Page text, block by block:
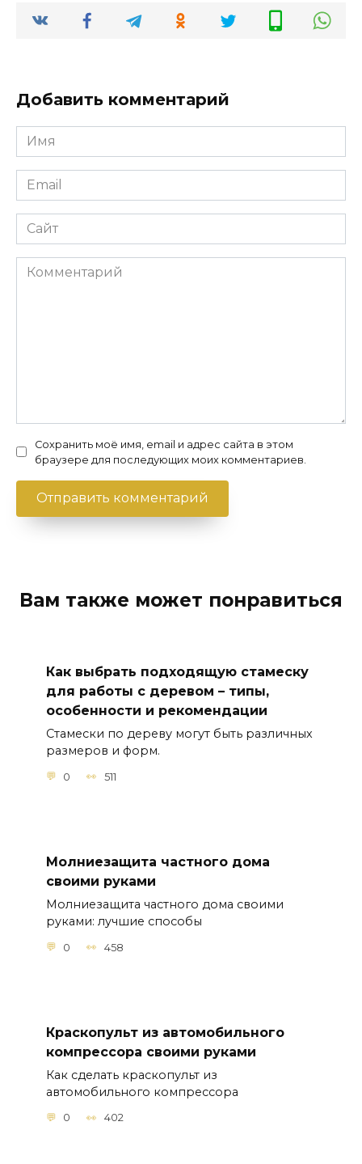
Добавить комментарий
Имя
*
Email
*
Сайт
Комментарий
Сохранить моё имя, email и адрес сайта в этом
браузере для последующих моих комментариев.
Вам также может понравиться
Как выбрать подходящую стамеску
для работы с деревом – типы,
особенности и рекомендации
Стамески по дереву могут быть различных
размеров и форм.
0 511
Молниезащита частного дома
своими руками
Молниезащита частного дома своими
руками: лучшие способы
0 458
Краскопульт из автомобильного
компрессора своими руками
Как сделать краскопульт из
автомобильного компрессора
0 402